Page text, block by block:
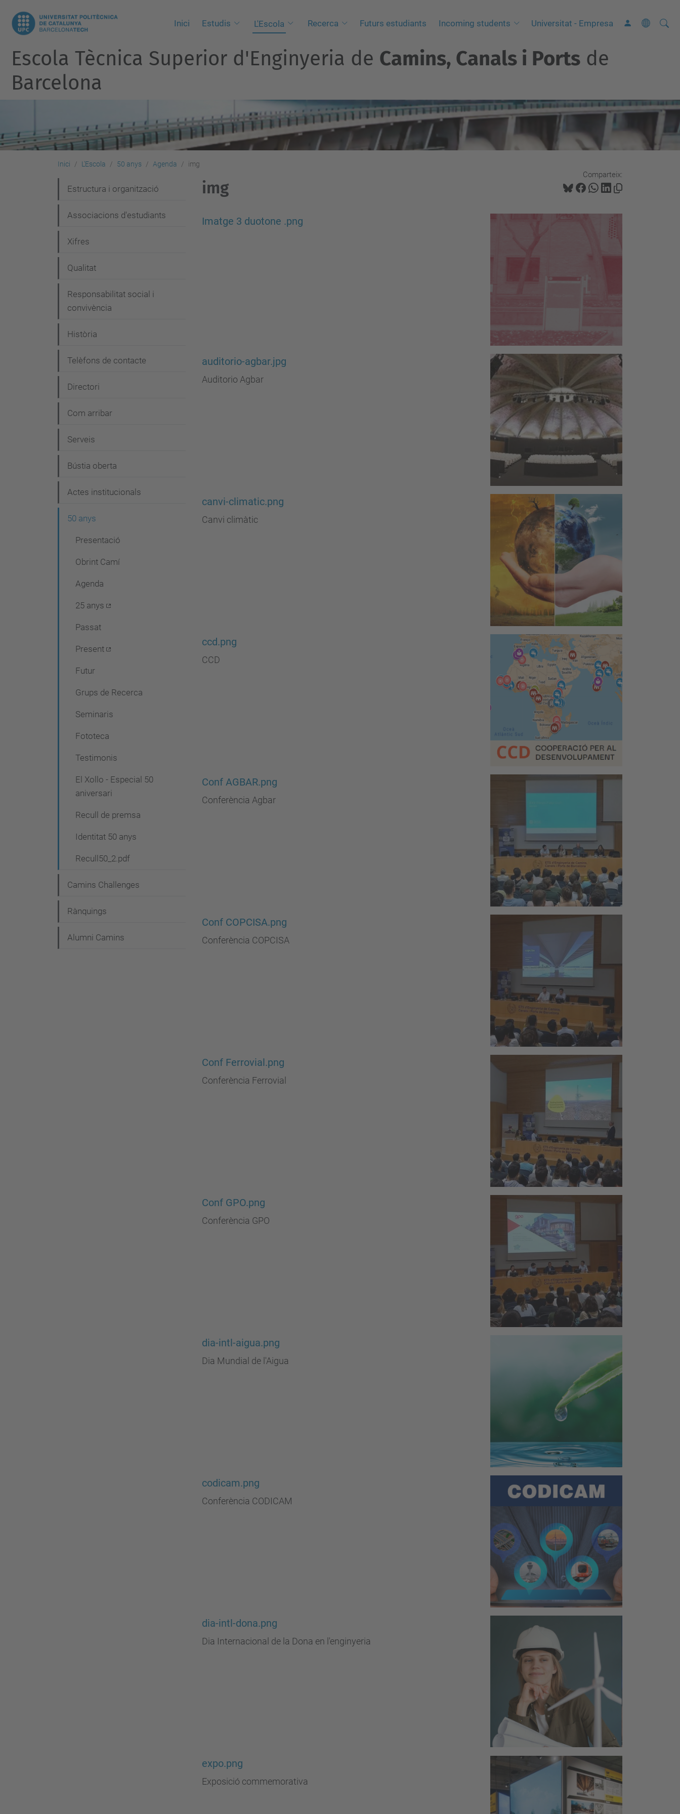
Inici Estudis L'Escola Recerca Futurs estudiants Incoming students Universitat - Empresa Cerca
C
v
a
Escola Tècnica Superior d'Enginyeria de Camins, Canals i Portsde
Barcelona
Inici L'Escola 50 anys Agenda img
Comparteix:
img
Imatge 3 duotone .png
auditorio-agbar.jpg
Auditorio Agbar
canvi-climatic.png
Canvi climàtic
ccd.png
CCD
Conf AGBAR.png
Conferència Agbar
Conf COPCISA.png
Conferència COPCISA
Conf Ferrovial.png
Conferència Ferrovial
Conf GPO.png
Conferència GPO
dia-intl-aigua.png
Dia Mundial de l'Aigua
codicam.png
Conferència CODICAM
dia-intl-dona.png
Dia Internacional de la Dona en l'enginyeria
expo.png
Exposició commemorativa
a
v
g
a
ó
Estructura i organització
Associacions d'estudiants
Xifres
Qualitat
Responsabilitat social i
convivència
Història
Telèfons de contacte
Directori
Com arribar
Serveis
Bústia oberta
Actes institucionals
50 anys
Presentació
Obrint Camí
Agenda
25 anys
Passat
Present
Futur
Grups de Recerca
Seminaris
Fototeca
Testimonis
El Xollo - Especial 50
aniversari
Recull de premsa
Identitat 50 anys
Recull50_2.pdf
Camins Challenges
Rànquings
Alumni Camins